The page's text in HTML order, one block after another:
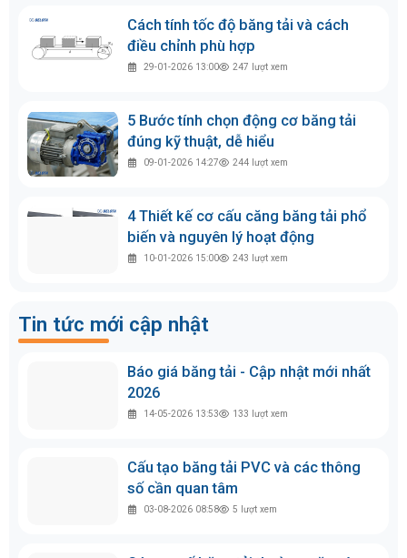
Cách tính tốc độ băng tải và cách
điều chỉnh phù hợp
29-01-2026 13:00 247 lượt xem
5 Bước tính chọn động cơ băng tải
đúng kỹ thuật, dễ hiểu
09-01-2026 14:27 244 lượt xem
4 Thiết kế cơ cấu căng băng tải phổ
biến và nguyên lý hoạt động
10-01-2026 15:00 243 lượt xem
Tin tức mới cập nhật
Báo giá băng tải - Cập nhật mới nhất
2026
14-05-2026 13:53 133 lượt xem
Cấu tạo băng tải PVC và các thông
số cần quan tâm
03-08-2026 08:58 5 lượt xem